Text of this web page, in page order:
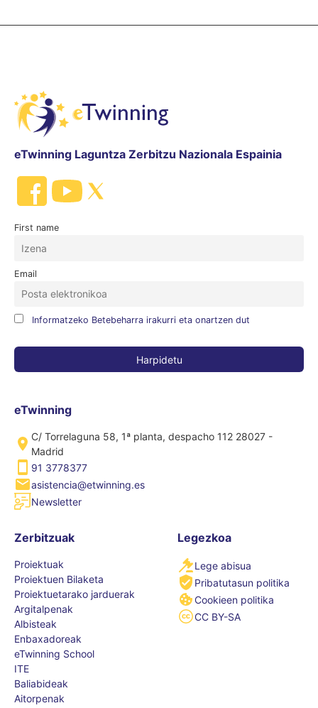
eTwinning Laguntza Zerbitzu Nazionala Espainia
First name
Email
Informatzeko Betebeharra irakurri eta onartzen dut
eTwinning
C/ Torrelaguna 58, 1ª planta, despacho 112 28027 -
Madrid
91 3778377
asistencia@etwinning.es
Newsletter
Zerbitzuak
Proiektuak
Proiektuen Bilaketa
Proiektuetarako jarduerak
Argitalpenak
Albisteak
Enbaxadoreak
eTwinning School
ITE
Baliabideak
Aitorpenak
Legezkoa
Lege abisua
Pribatutasun politika
Cookieen politika
CC BY-SA